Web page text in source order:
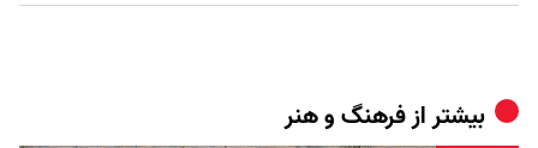
بیشتر ازفرهنگ و هنر